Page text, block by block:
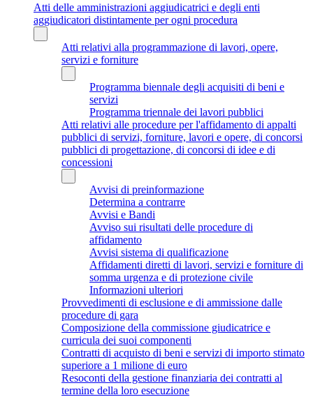
Atti delle amministrazioni aggiudicatrici e degli enti
aggiudicatori distintamente per ogni procedura
Atti relativi alla programmazione di lavori, opere,
servizi e forniture
Programma biennale degli acquisiti di beni e
servizi
Programma triennale dei lavori pubblici
Atti relativi alle procedure per l'affidamento di appalti
pubblici di servizi, forniture, lavori e opere, di concorsi
pubblici di progettazione, di concorsi di idee e di
concessioni
Avvisi di preinformazione
Determina a contrarre
Avvisi e Bandi
Avviso sui risultati delle procedure di
affidamento
Avvisi sistema di qualificazione
Affidamenti diretti di lavori, servizi e forniture di
somma urgenza e di protezione civile
Informazioni ulteriori
Provvedimenti di esclusione e di ammissione dalle
procedure di gara
Composizione della commissione giudicatrice e
curricula dei suoi componenti
Contratti di acquisto di beni e servizi di importo stimato
superiore a 1 milione di euro
Resoconti della gestione finanziaria dei contratti al
termine della loro esecuzione